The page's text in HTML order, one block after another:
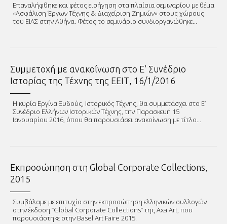
Επαναλήφθηκε και φέτος εισήγηση στα πλαίσια σεμιναρίου με θέμα
«Ασφάλιση Έργων Τέχνης & Διαχείριση Ζημιών» στους χώρους
του ΕΙΑΣ στην Αθήνα. Φέτος το σεμινάριο συνδιοργανώθηκε…
Συμμετοχή με ανακοίνωση στο Ε’ Συνέδριο
Ιστορίας της Τέχνης της ΕΕΙΤ, 16/1/2016
Η κυρία Εργίνα Ξυδούς, Ιστορικός Τέχνης, θα συμμετάσχει στο Ε’
Συνέδριο Ελλήνων Ιστορικών Τέχνης, την Παρασκευή 15
Ιανουαρίου 2016, όπου θα παρουσιάσει ανακοίνωση με τίτλο…
Εκπροσώπηση στη Global Corporate Collections,
2015
Συμβάλαμε με επιτυχία στην εκπροσώπηση ελληνικών συλλογών
στην έκδοση “Global Corporate Collections” της Axa Art, που
παρουσιάστηκε στην Basel Art Faire 2015.